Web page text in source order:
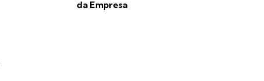
da Empresa